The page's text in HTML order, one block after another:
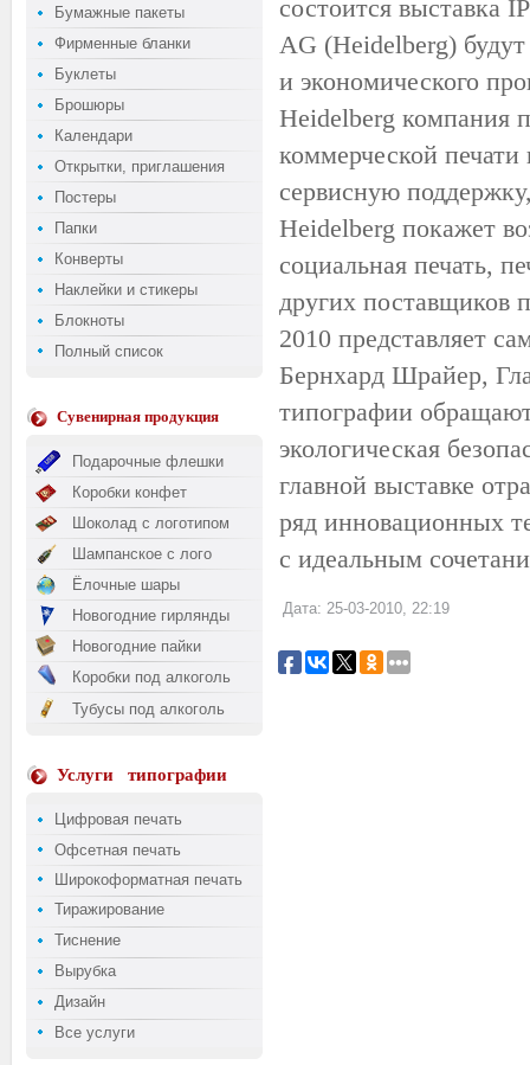
Бумажные пакеты
Фирменные бланки
Буклеты
Брошюры
Календари
Открытки, приглашения
Постеры
Папки
Конверты
Наклейки и стикеры
Блокноты
Полный список
Сувенирная продукция
Подарочные флешки
Коробки конфет
Шоколад с логотипом
Шампанское с лого
Ёлочные шары
Новогодние гирлянды
Новогодние пайки
Коробки под алкоголь
Тубусы под алкоголь
Услуги типографии
Цифровая печать
Офсетная печать
Широкоформатная печать
Тиражирование
Тиснение
Вырубка
Дизайн
Все услуги
состоится выставка
AG (Heidelberg)
и экономического
Heidelberg компания
коммерческой
сервисную
Heidelberg покажет
социальная печать,
других поставщиков
2010 представляет
Бернхард Шрайер,
типографии
экологическая
главной выставке
ряд инновационных
с идеальным
Дата: 25-03-2010, 22:19